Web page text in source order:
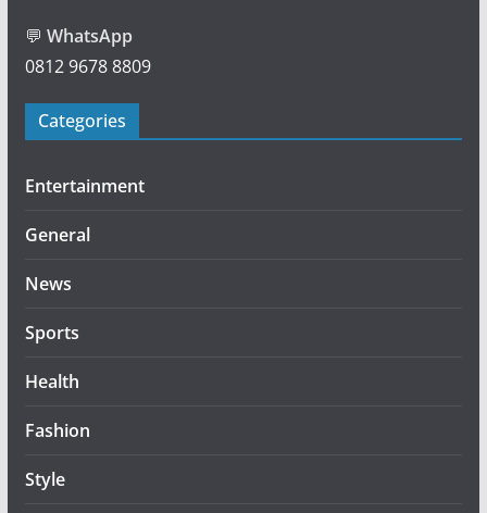
💬 WhatsApp
0812 9678 8809
Categories
Entertainment
General
News
Sports
Health
Fashion
Style